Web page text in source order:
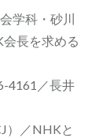
学科・砂川
長を求める
4161／長井
）／NHKと